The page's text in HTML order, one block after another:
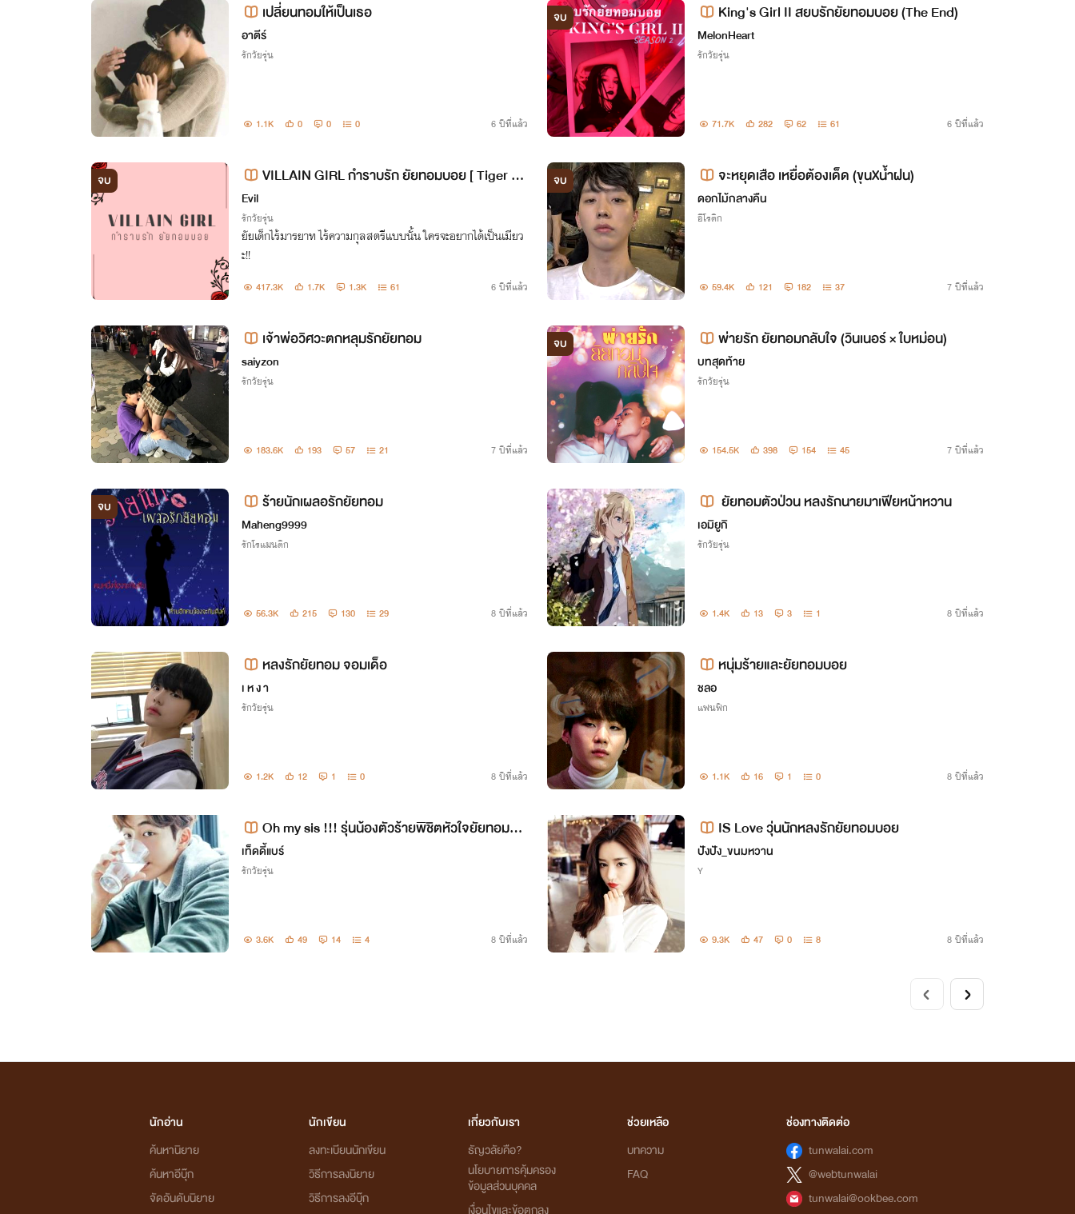
เปลี่ยนทอมให้เป็นเธอ
อาตีร์
รักวัยรุ่น
1.1K 0 0 0 6 ปีที่แล้ว
จบ King's Girl II สยบรักยัยทอมบอย (The End)
MelonHeart
รักวัยรุ่น
71.7K 282 62 61 6 ปีที่แล้ว
จบ
VILLAIN GIRL กำราบรัก ยัยทอมบอย [ Tiger &
Nene ]
Evil
รักวัยรุ่น
ยัยเด็กไร้มารยาท ไร้ความกุลสตรีแบบนั้น ใครจะอยากได้เป็นเมียว
ะ!!
417.3K 1.7K 1.3K 61 6 ปีที่แล้ว
จบ จะหยุดเสือ เหยื่อต้องเด็ด (ขุนXน้ำฝน)
ดอกไม้กลางคืน
อีโรติก
59.4K 121 182 37 7 ปีที่แล้ว
เจ้าพ่อวิศวะตกหลุมรักยัยทอม
saiyzon
รักวัยรุ่น
183.6K 193 57 21 7 ปีที่แล้ว
จบ พ่ายรัก ยัยทอมกลับใจ (วินเนอร์ × ใบหม่อน)
บทสุดท้าย
รักวัยรุ่น
154.5K 398 154 45 7 ปีที่แล้ว
จบ ร้ายนักเผลอรักยัยทอม
Maheng9999
รักโรแมนติก
56.3K 215 130 29 8 ปีที่แล้ว
ยัยทอมตัวป่วน หลงรักนายมาเฟียหน้าหวาน
เอมิยูกิ
รักวัยรุ่น
1.4K 13 3 1 8 ปีที่แล้ว
หลงรักยัยทอม จอมเด็อ
เ ห ง า
รักวัยรุ่น
1.2K 12 1 0 8 ปีที่แล้ว
หนุ่มร้ายและยัยทอมบอย
ชลอ
แฟนฟิก
1.1K 16 1 0 8 ปีที่แล้ว
Oh my sis !!! รุ่นน้องตัวร้ายพิชิตหัวใจยัยทอมตัว
เล็ก
เท็ดดี้แบร์
รักวัยรุ่น
3.6K 49 14 4 8 ปีที่แล้ว
IS Love วุ่นนักหลงรักยัยทอมบอย
ปังปัง_ขนมหวาน
Y
9.3K 47 0 8 8 ปีที่แล้ว
นักอ่าน
ค้นหานิยาย
ค้นหาอีบุ๊ก
จัดอันดับนิยาย
นักเขียน
ลงทะเบียนนักเขียน
วิธีการลงนิยาย
วิธีการลงอีบุ๊ก
เกี่ยวกับเรา
ธัญวลัยคือ?
นโยบายการคุ้มครอง
ข้อมูลส่วนบุคคล
ช่วยเหลือ
บทความ
FAQ
ช่องทางติดต่อ
tunwalai.com
@webtunwalai
tunwalai@ookbee.com